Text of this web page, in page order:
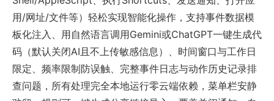
用/网址/文件等）轻松实现智能化操作，支持事件数据模
板化注入、用自然语言调用Gemini或ChatGPT一键生成代
码（默认关闭AI且不上传敏感信息）、时间窗口与工作日
限定、频率限制防误触、完整事件日志与动作历史记录排
查问题，所有处理完全本地运行零云端依赖，菜单栏安静